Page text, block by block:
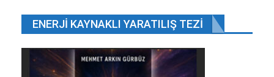
ENERJI KAYNAKLI YARATILIŞ TEZI